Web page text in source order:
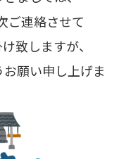
ご連絡させて
致しますが、
願い申し上げま